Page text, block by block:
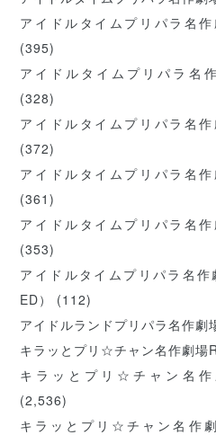
アイドルタイムプリパラ名
(395)
アイドルタイムプリパラ名
(328)
アイドルタイムプリパラ名
(372)
アイドルタイムプリパラ名
(361)
アイドルタイムプリパラ名
(353)
アイドルタイムプリパラ名
ED）
(112)
アイドルランドプリパラ名作劇
キラッとプリ☆チャン名作劇場
キラッとプリ☆チャン名作
(2,536)
キラッとプリ☆チャン名作